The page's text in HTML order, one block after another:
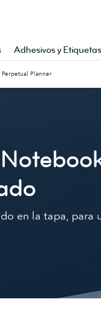
Adhesivos y Etiquetas
Perpetual Planner
en la tapa, para